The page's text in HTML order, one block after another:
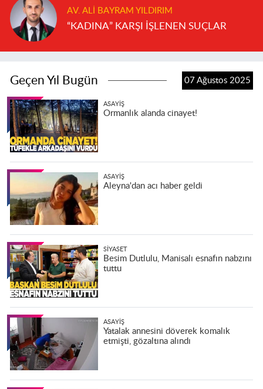
AV. ALI BAYRAM YILDIRIM
“KADINA” KARŞI İŞLENEN SUÇLAR
Geçen Yıl Bugün 07 Ağustos 2025
ASAYIŞ
Ormanlık alanda cinayet!
ASAYIŞ
Aleyna'dan acı haber geldi
SIYASET
Besim Dutlulu, Manisalı esnafın nabzını
tuttu
ASAYIŞ
Yatalak annesini döverek komalık
etmişti, gözaltına alındı